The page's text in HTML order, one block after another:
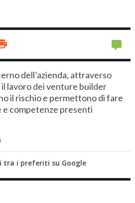
dell’azienda, attraverso
lavoro dei venture builder
il rischio e permettono di fare
e competenze presenti
tra i preferiti su Google